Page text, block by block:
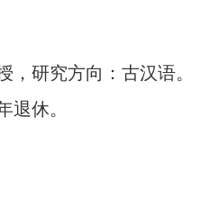
，研究方向：古汉语。
退休。